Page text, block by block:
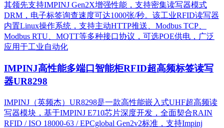
其领先支持IMPINJ Gen2X增强性能，支持密集读写器模式
DRM，电子标签询查速度可达1000张/秒。该工业RFID读写器
内置Linux操作系统，支持主动HTTP推送、Modbus TCP、
Modbus RTU、MQTT等多种接口协议，可选POE供电，广泛
应用于工业自动化
IMPINJ高性能多端口智能柜RFID超高频标签读写
器UR8298
IMPINJ（英频杰）UR8298是一款高性能嵌入式UHF超高频读
写器模块，基于IMPINJ E710芯片深度开发，全面契合RAIN
RFID / ISO 18000-63 / EPCglobal Gen2v2标准，支持Impinj